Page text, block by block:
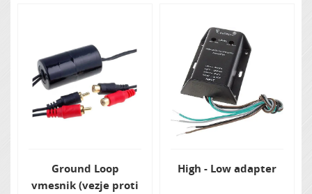
Ground Loop
vmesnik (vezje proti
High - Low adapter